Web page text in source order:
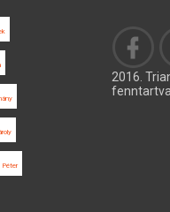
Péter
2016.
fenntartva